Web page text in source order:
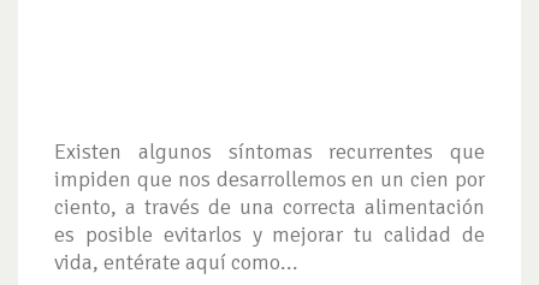
Existen algunos síntomas recurrentes que
impiden que nos desarrollemos en un cien por
ciento, a través de una correcta alimentación
es posible evitarlos y mejorar tu calidad de
vida, entérate aquí como...